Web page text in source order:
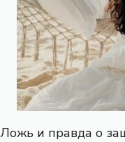
Ложь и правда о